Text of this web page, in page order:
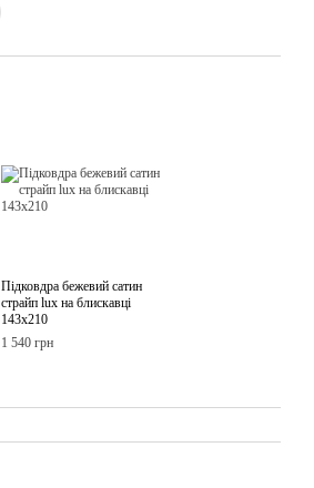
Підковдра бежевий сатин
страйп lux на блискавці
143х210
1 540 грн